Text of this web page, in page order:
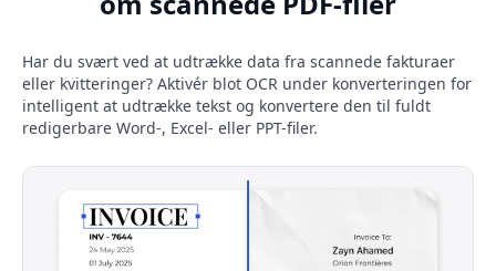
Har du svært ved at udtrække data fra scannede fakturaer
eller kvitteringer? Aktivér blot OCR under konverteringen for
intelligent at udtrække tekst og konvertere den til fuldt
redigerbare Word-, Excel- eller PPT-filer.